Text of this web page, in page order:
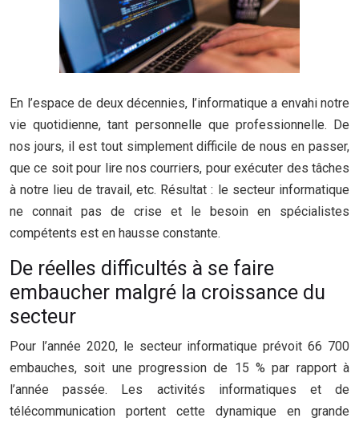
En l’espace de deux décennies, l’informatique a envahi notre
vie quotidienne, tant personnelle que professionnelle. De
nos jours, il est tout simplement difficile de nous en passer,
que ce soit pour lire nos courriers, pour exécuter des tâches
à notre lieu de travail, etc. Résultat : le secteur informatique
ne connait pas de crise et le besoin en spécialistes
compétents est en hausse constante.
De réelles difficultés à se faire
embaucher malgré la croissance du
secteur
Pour l’année 2020, le secteur informatique prévoit 66 700
embauches, soit une progression de 15 % par rapport à
l’année passée. Les activités informatiques et de
télécommunication portent cette dynamique en grande